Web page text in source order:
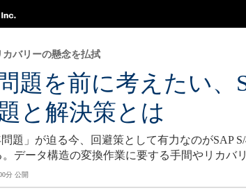
題を前に考えたい
と解決策とは
バリーの懸念を払拭
問題」が迫る今、回避策として有力なのがSAP
データ構造の変換作業に要する手間やリカバ
分 公開